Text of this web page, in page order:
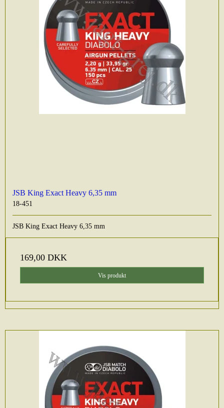
JSB King Exact Heavy 6,35 mm
18-451
JSB King Exact Heavy 6,35 mm
169,00 DKK
Vis produkt